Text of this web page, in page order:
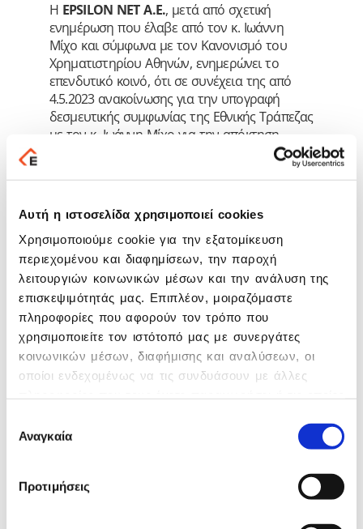
Αυτή η ιστοσελίδα χρησιμοποιεί cookies
Χρησιμοποιούμε cookie για την εξατομίκευση
περιεχομένου και διαφημίσεων, την παροχή
λειτουργιών κοινωνικών μέσων και την ανάλυση της
επισκεψιμότητάς μας. Επιπλέον, μοιραζόμαστε
πληροφορίες που αφορούν τον τρόπο που
χρησιμοποιείτε τον ιστότοπό μας με συνεργάτες
κοινωνικών μέσων, διαφήμισης και αναλύσεων, οι
οποίοι ενδεχομένως να τις συνδυάσουν με άλλες
χρήση των υπηρεσιών τους.
συγκατάθεσης
Αναγκαία
Προτιμήσεις
Η EPSILON NET Α.Ε., μετά από σχετική
ενημέρωση που έλαβε από τον κ. Ιωάννη
Μίχο και σύμφωνα με τον Κανονισμό του
Χρηματιστηρίου Αθηνών, ενημερώνει το
επενδυτικό κοινό, ότι σε συνέχεια της από
4.5.2023 ανακοίνωσης για την υπογραφή
δεσμευτικής συμφωνίας της Εθνικής Τράπεζας
με τον κ. Ιωάννη Μίχο για την απόκτηση
μειοψηφικού ποσοστού στην EPSILON NET,
επί του συνολικού μετοχικού κεφαλαίου της
EPSILON NET, σε τιμή €7,49/μετοχή.
Παράλληλα, η Εταιρία ανακοινώνει την
στρατηγικής συμφωνίας συνεργασίας με την